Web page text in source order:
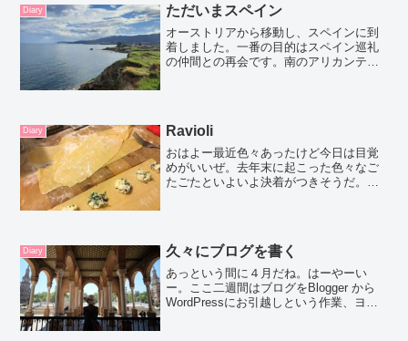
Diary ただいまスペイン
オーストリアから移動し、スペインに到
着しました。一番の目的はスペイン巡礼
の仲間との再会です。南のアリカンテ空
Diary Ravioli
おはよー最近色々あったけど今日は目覚
めがいいぜ。去年末に起こった色々なご
たごたといよいよ決着がつきそうだ。他
ズマーケットで買った、...
Diary 久々にブログを書く
あっという間に４月だね。はーやーい
ー。ここ二週間はブログをBlogger から
WordPressにお引越しという作業、ヨ